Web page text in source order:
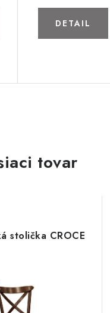
DETAIL
tovar
stolička CROCE